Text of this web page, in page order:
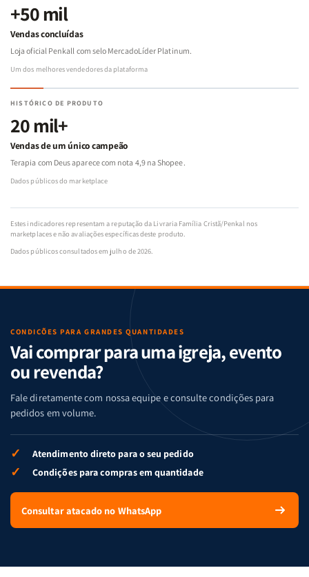
+50 mil
Vendas concluídas
Loja oficial Penkall com selo MercadoLíder Platinum.
Um dos melhores vendedores da plataforma
HISTÓRICO DE PRODUTO
20 mil+
Vendas de um único campeão
Terapia com Deus aparece com nota 4,9 na Shopee.
Dados públicos do marketplace
Estes indicadores representam a reputação da Livraria Família Cristã/Penkal nos
marketplaces e não avaliações específicas deste produto.
Dados públicos consultados em julho de 2026.
CONDIÇÕES PARA GRANDES QUANTIDADES
Vai comprar para uma igreja, evento
ou revenda?
Fale diretamente com nossa equipe e consulte condições para
pedidos em volume.
✓ Atendimento direto para o seu pedido
✓ Condições para compras em quantidade
Consultar atacado no WhatsApp